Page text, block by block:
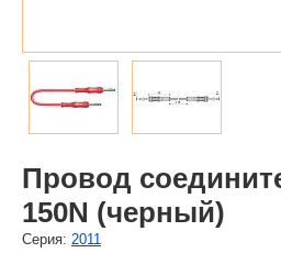
Провод
150N (черный)
Cерия: 2011